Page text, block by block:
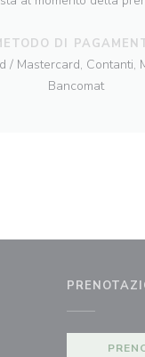
DI
/ Mastercard, Contanti,
Bancomat